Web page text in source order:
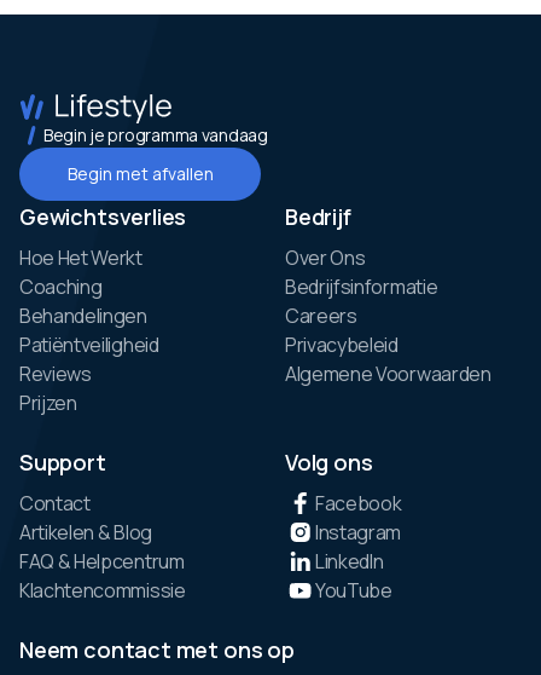
Begin je programma vandaag
Begin met afvallen
Gewichtsverlies
Hoe Het Werkt
Coaching
Behandelingen
Patiëntveiligheid
Reviews
Prijzen
Bedrijf
Over Ons
Bedrijfsinformatie
Careers
Privacybeleid
Algemene Voorwaarden
Support
Contact
Artikelen & Blog
FAQ & Helpcentrum
Klachtencommissie
Volg ons
Facebook
Instagram
LinkedIn
YouTube
Neem contact met ons op